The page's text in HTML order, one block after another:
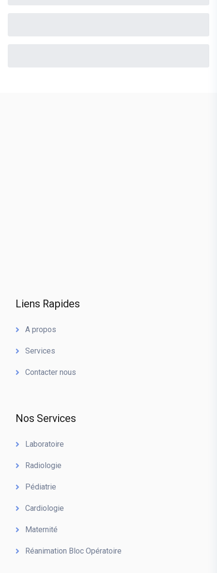
Liens Rapides
A propos
Services
Contacter nous
Nos Services
Laboratoire
Radiologie
Pédiatrie
Cardiologie
Maternité
Réanimation Bloc Opératoire